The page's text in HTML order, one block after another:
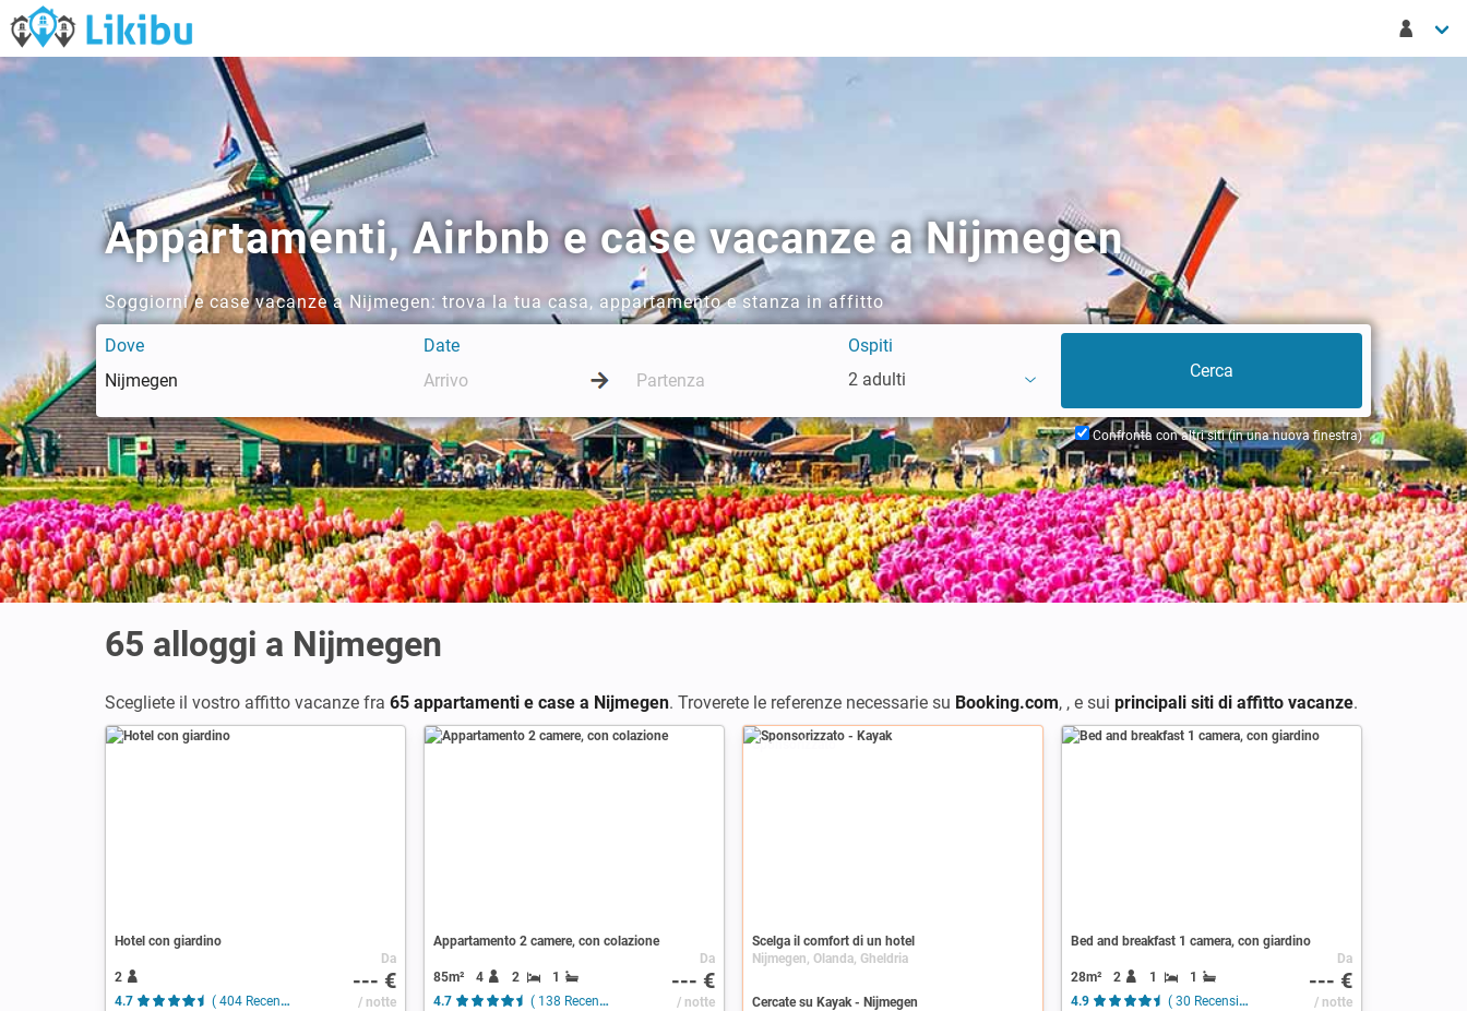
Appartamenti, Airbnb e case vacanze a Nijmegen
Soggiorni e case vacanze a Nijmegen: trova la tua casa, appartamento e stanza in affitto
Dove Date
Ospiti
2 adulti
Confronta con altri siti (in una nuova finestra)
65 alloggi a Nijmegen
Scegliete il vostro affitto vacanze fra 65 appartamenti e case a Nijmegen. Troverete le referenze necessarie su Booking.com, , e sui principali siti di affitto vacanze.
Hotel con giardino
2
4.7
( 404 Recensioni )
Da
--- €
/ notte
Appartamento 2 camere, con colazione
85m² 4 2
1
4.7
( 138 Recensioni )
Da
--- €
/ notte
Sponsorizzato
Scelga il comfort di un hotel
Nijmegen, Olanda, Gheldria
Cercate su Kayak - Nijmegen
Bed and breakfast 1 camera, con giardino
28m² 2 1
1
4.9
( 30 Recensioni )
Da
--- €
/ notte